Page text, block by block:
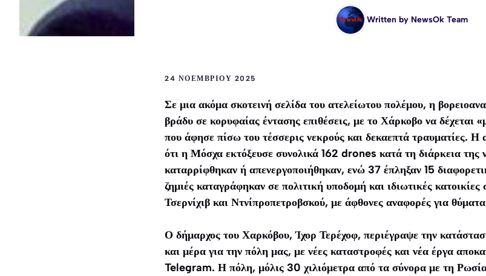
Written by NewsOk Team
24 ΝΟΕΜΒΡΊΟΥ 2025
Σε μια ακόμα σκοτεινή σελίδα του ατελείωτου πολέμου, η
βράδυ σε κορυφαίας έντασης επιθέσεις, με το Χάρκοβο να δέχεται
που άφησε πίσω του τέσσερις νεκρούς και δεκαεπτά τραυματίες.
ότι η Μόσχα εκτόξευσε συνολικά 162 drones κατά τη διάρκεια της
καταρρίφθηκαν ή απενεργοποιήθηκαν, ενώ 37 έπληξαν 15
ζημιές καταγράφηκαν σε πολιτική υποδομή και ιδιωτικές
Τσερνίχιβ και Ντνίπροπετροβσκού, με άφθονες αναφορές για
Ο δήμαρχος του Χαρκόβου, Ίχορ Τερέχοφ, περιέγραψε την
και μέρα για την πόλη μας, με νέες καταστροφές και νέα έργα
Telegram. Η πόλη, μόλις 30 χιλιόμετρα από τα σύνορα με τη Ρωσία,